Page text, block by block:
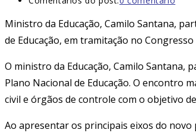
Ministro da Educação, Camilo Santana,
de Educação, em tramitação no Congresso
O ministro da Educação, Camilo
Plano Nacional de Educação. O encontro
civil e órgãos de controle com o objetivo
Ao apresentar os principais eixos do novo